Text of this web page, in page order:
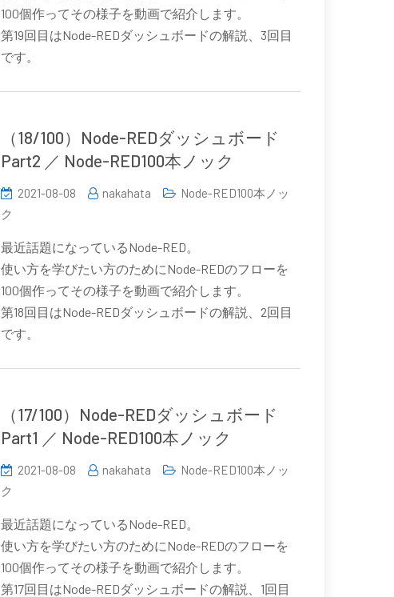
100個作ってその様子を動画で紹介します。
第19回目はNode-REDダッシュボードの解説、3回目
です。
（18/100）Node-REDダッシュボード
Part2 ／ Node-RED100本ノック
2021-08-08 nakahata
Node-RED100本ノッ
ク
最近話題になっているNode-RED。
使い方を学びたい方のためにNode-REDのフローを
100個作ってその様子を動画で紹介します。
第18回目はNode-REDダッシュボードの解説、2回目
です。
（17/100）Node-REDダッシュボード
Part1 ／ Node-RED100本ノック
2021-08-08 nakahata
Node-RED100本ノッ
ク
最近話題になっているNode-RED。
使い方を学びたい方のためにNode-REDのフローを
100個作ってその様子を動画で紹介します。
第17回目はNode-REDダッシュボードの解説、1回目